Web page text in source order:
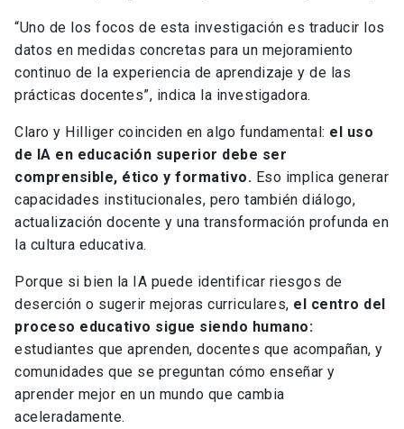
“Uno de los focos de esta investigación es traducir los
datos en medidas concretas para un mejoramiento
continuo de la experiencia de aprendizaje y de las
prácticas docentes”, indica la investigadora.
Claro y Hilliger coinciden en algo fundamental: el uso
de IA en educación superior debe ser
comprensible, ético y formativo. Eso implica generar
capacidades institucionales, pero también diálogo,
actualización docente y una transformación profunda en
la cultura educativa.
Porque si bien la IA puede identificar riesgos de
deserción o sugerir mejoras curriculares, el centro del
proceso educativo sigue siendo humano:
estudiantes que aprenden, docentes que acompañan, y
comunidades que se preguntan cómo enseñar y
aprender mejor en un mundo que cambia
aceleradamente.